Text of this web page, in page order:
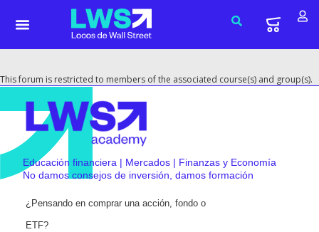
This forum is restricted to members of the associated course(s) and group(s).
Educación financiera | Mercados | Finanzas y Economía
No damos consejos de inversión, damos formación
¿Pensando en comprar una acción, fondo o
ETF?